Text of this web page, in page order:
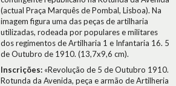
(actual Praça Marquês de Pombal, Lisboa). Na
imagem figura uma das peças de artilharia
utilizadas, rodeada por populares e militares
dos regimentos de Artilharia 1 e Infantaria 16. 5
de Outubro de 1910. (13,7x9,6 cm).
Inscrições: «Revolução de 5 de Outubro 1910.
Rotunda da Avenida, peça e armão de Artilheria